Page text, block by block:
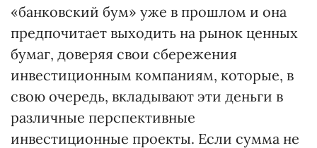
«банковский бум» уже в прошлом и она
предпочитает выходить на рынок ценных
бумаг, доверяя свои сбережения
инвестиционным компаниям, которые, в
свою очередь, вкладывают эти деньги в
различные перспективные
инвестиционные проекты. Если сумма не